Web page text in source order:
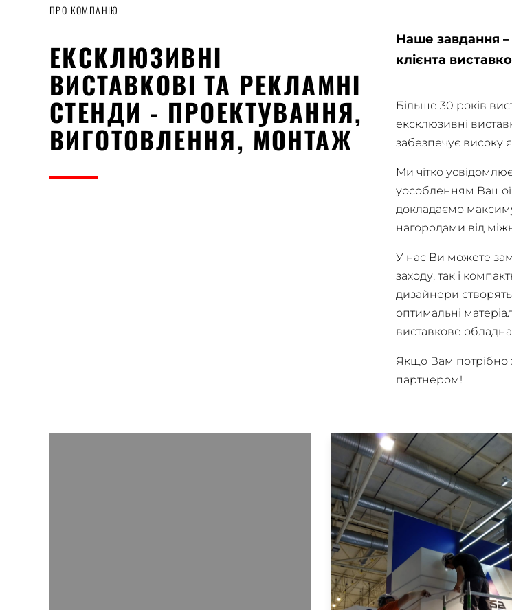
ПРО КОМПАНІЮ
ЕКСКЛЮЗИВНІ
ВИСТАВКОВІ ТА РЕКЛАМНІ
СТЕНДИ - ПРОЕКТУВАННЯ,
ВИГОТОВЛЕННЯ, МОНТАЖ
Наше завдання
клієнта
Більше 30 років
ексклюзивні
забезпечує високу
Ми чітко
уособленням Вашої
докладаємо
нагородами від
У нас Ви можете
заходу, так і
дизайнери
оптимальні
виставкове
Якщо Вам потрібно
партнером!